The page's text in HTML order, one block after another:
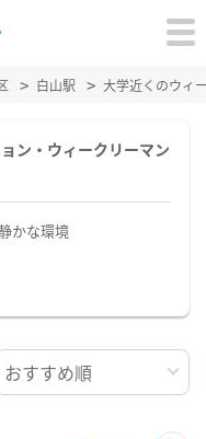
白山駅 大学近くのウィ
ン・ウィークリーマン
かな環境